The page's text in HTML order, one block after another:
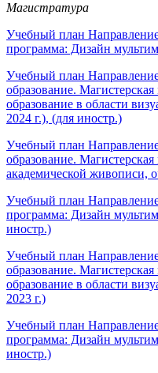
Магистратура
Учебный план
программа: Дизайн
Учебный план
образование.
образование в области
2024 г.), (для иностр.)
Учебный план
образование.
академической живописи,
Учебный план
программа: Дизайн
иностр.)
Учебный план
образование.
образование в области
2023 г.)
Учебный план
программа: Дизайн
иностр.)